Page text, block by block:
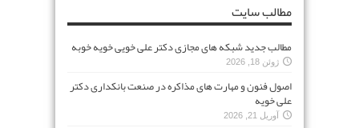
مطالب سایت
مطالب جدید شبکه های مجازی دکتر علی خویی خویه خوبه
ژوئن 18, 2026
اصول فنون و مهارت های مذاکره در صنعت بانکداری دکتر
علی خویه
آوریل 21, 2026